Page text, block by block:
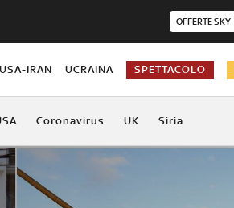
OFFERTE SKY
USA-IRAN UCRAINA SPETTACOLO
Coronavirus UK Siria